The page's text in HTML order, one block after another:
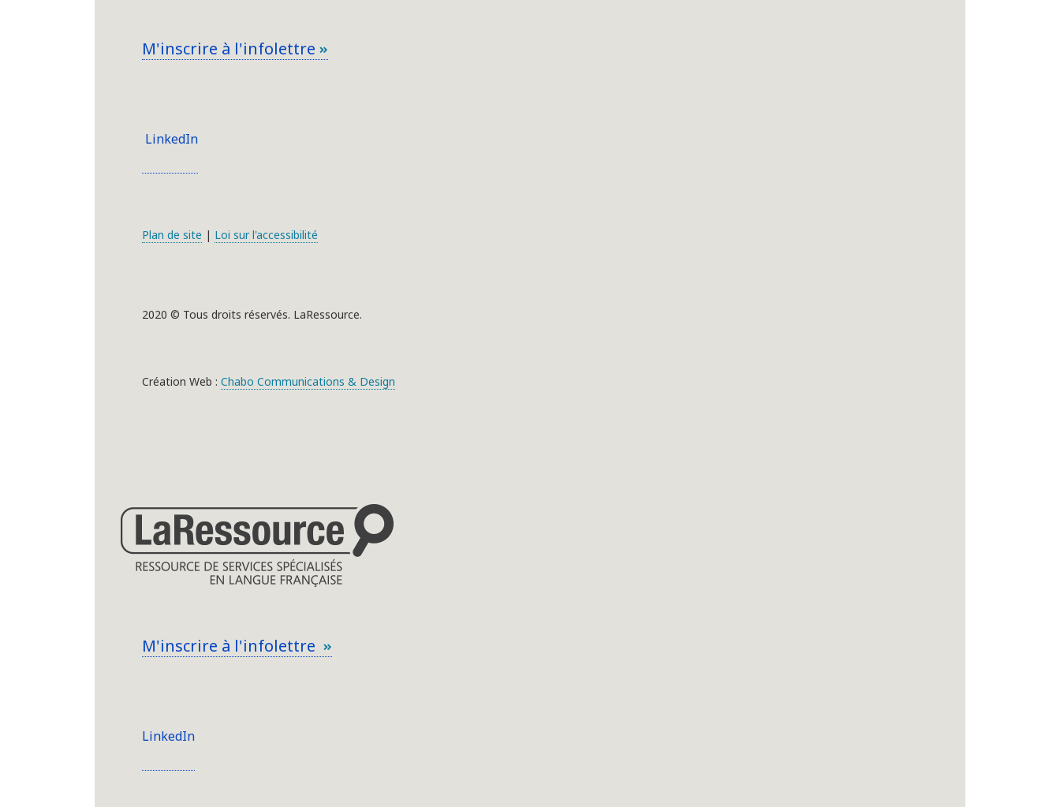
M'inscrire à l'infolettre
LinkedIn
Plan de site | Loi sur l'accessibilité
2020 © Tous droits réservés. LaRessource.
Création Web : Chabo Communications & Design
M'inscrire à l'infolettre
LinkedIn